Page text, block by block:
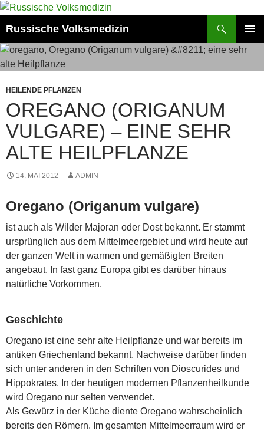
Zum
springen
Russische Volksmedizin
MENÜ
HEILENDE PFLANZEN
OREGANO (ORIGANUM
VULGARE) – EINE SEHR
ALTE HEILPFLANZE
14. MAI 2012 ADMIN
Oregano (Origanum vulgare)
ist auch als Wilder Majoran oder Dost bekannt. Er stammt
ursprünglich aus dem Mittelmeergebiet und wird heute auf
der ganzen Welt in warmen und gemäßigten Breiten
angebaut. In fast ganz Europa gibt es darüber hinaus
natürliche Vorkommen.
Geschichte
Oregano ist eine sehr alte Heilpflanze und war bereits im
antiken Griechenland bekannt. Nachweise darüber finden
sich unter anderen in den Schriften von Dioscurides und
Hippokrates. In der heutigen modernen Pflanzenheilkunde
wird Oregano nur selten verwendet.
Als Gewürz in der Küche diente Oregano wahrscheinlich
bereits den Römern. Im gesamten Mittelmeerraum wird er